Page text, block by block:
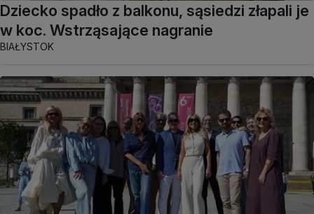
Dziecko spadło z balkonu, sąsiedzi złapali je
w koc. Wstrząsające nagranie
BIAŁYSTOK